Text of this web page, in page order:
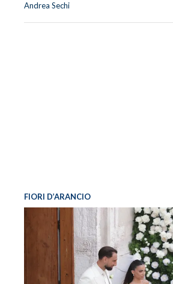
Andrea Sechi
FIORI D’ARANCIO